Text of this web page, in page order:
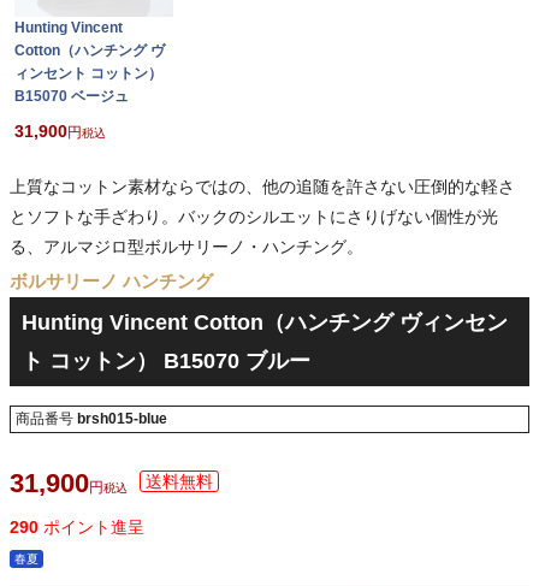
Hunting Vincent
Cotton（ハンチング ヴ
ィンセント コットン）
B15070 ベージュ
31,900 税込
上質なコットン素材ならではの、他の追随を許さない圧倒的な軽さ
とソフトな手ざわり。バックのシルエットにさりげない個性が光
る、アルマジロ型ボルサリーノ・ハンチング。
ボルサリーノ ハンチング
Hunting Vincent Cotton（ハンチング ヴィンセン
ト コットン） B15070 ブルー
商品番号 brsh015-blue
31,900 税込
290 ポイント進呈
春夏